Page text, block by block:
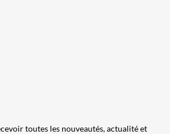
toutes les nouveautés, actualité et